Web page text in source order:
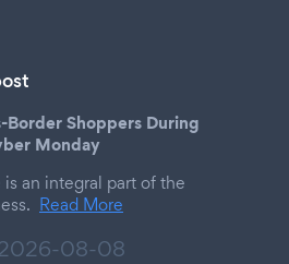
Shoppers During
Monday
an integral part of the
Read More
08-08